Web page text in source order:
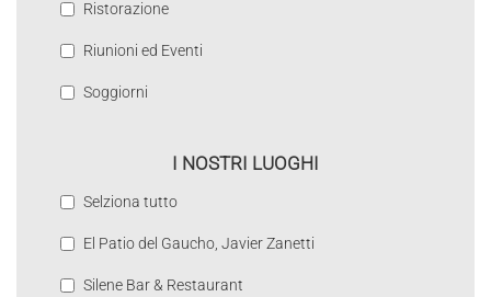
Ristorazione
Riunioni ed Eventi
Soggiorni
I NOSTRI LUOGHI
Selziona tutto
El Patio del Gaucho, Javier Zanetti
Silene Bar & Restaurant